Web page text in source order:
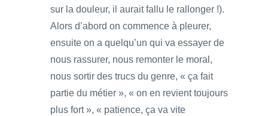
sur la douleur, il aurait fallu le rallonger !).
Alors d’abord on commence à pleurer,
ensuite on a quelqu’un qui va essayer de
nous rassurer, nous remonter le moral,
nous sortir des trucs du genre, « ça fait
partie du métier », « on en revient toujours
plus fort », « patience, ça va vite